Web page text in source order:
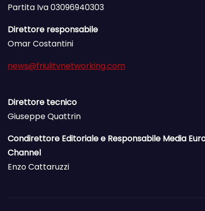
Partita Iva 03096940303
Direttore responsabile
Omar Costantini
news@friulitvnetworking.com
Direttore tecnico
Giuseppe Quattrin
Condirettore Editoriale e Responsabile Media
Channel
Enzo Cattaruzzi